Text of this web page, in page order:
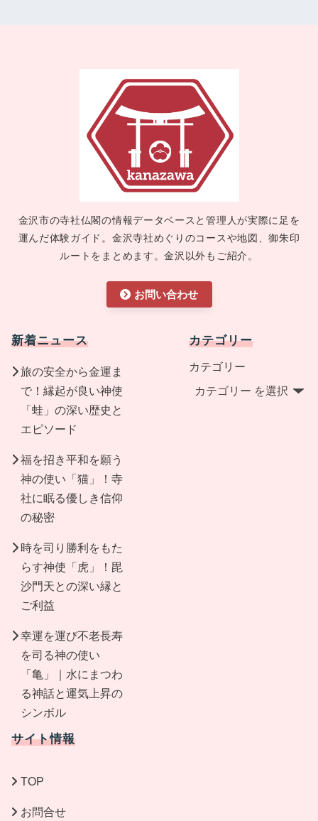
金沢市の寺社仏閣の情報データベースと管理人が実際に足を
運んだ体験ガイド。金沢寺社めぐりのコースや地図、御朱印
ルートをまとめます。金沢以外もご紹介。
お問い合わせ
新着ニュース
旅の安全から金運ま
で！縁起が良い神使
「蛙」の深い歴史と
エピソード
福を招き平和を願う
神の使い「猫」！寺
社に眠る優しき信仰
の秘密
時を司り勝利をもた
らす神使「虎」！毘
沙門天との深い縁と
ご利益
幸運を運び不老長寿
を司る神の使い
「亀」｜水にまつわ
る神話と運気上昇の
シンボル
カテゴリー
カテゴリー
サイト情報
TOP
お問合せ